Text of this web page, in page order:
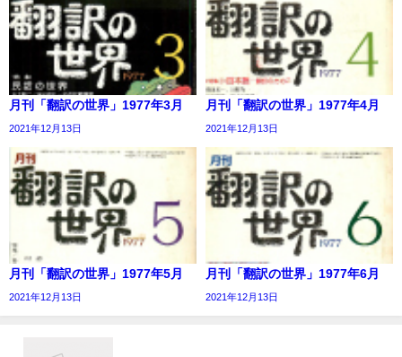
月刊「翻訳の世界」1977年3月
2021年12月13日
月刊「翻訳の世界」1977年4月
2021年12月13日
月刊「翻訳の世界」1977年5月
2021年12月13日
月刊「翻訳の世界」1977年6月
2021年12月13日